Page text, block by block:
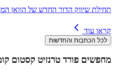
תחילת שיווק הדור החדש של הוואן
קראו עוד
לכל הכתבות והחדשות
מחפשים פורד טרנזיט קסטום